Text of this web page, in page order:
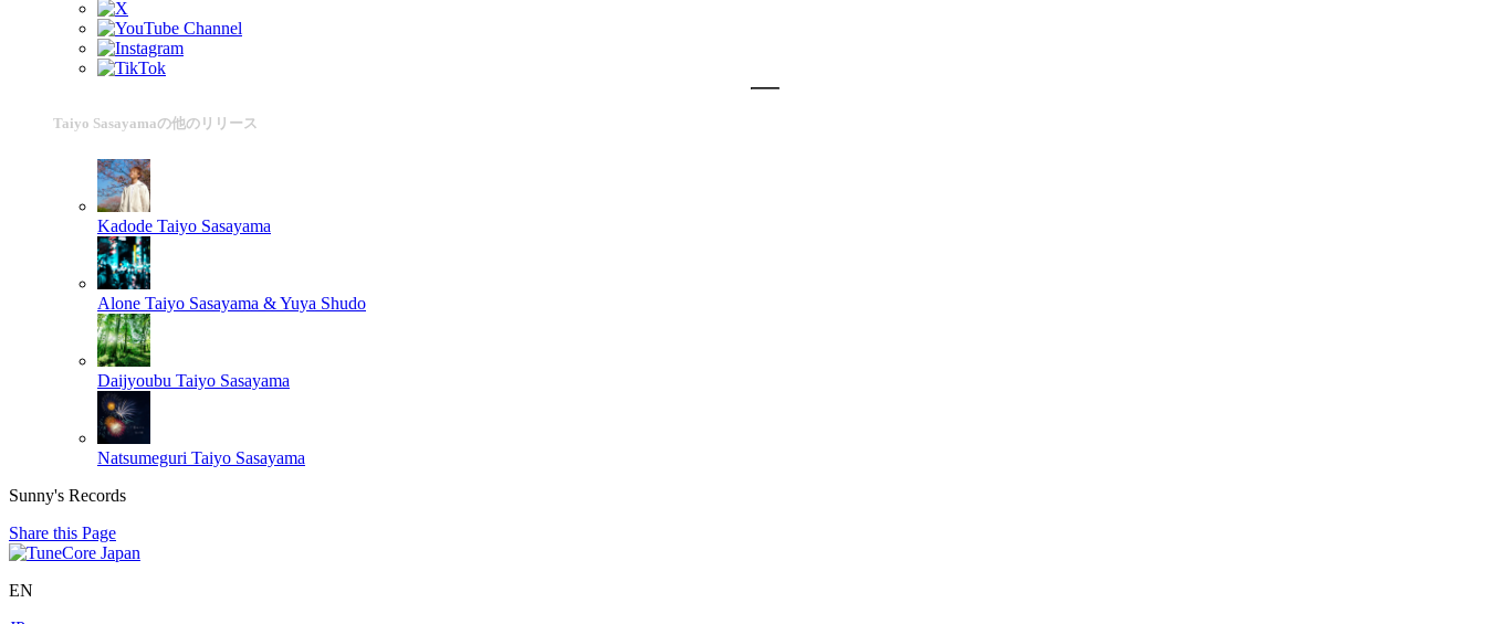
Taiyo Sasayamaの他のリリース
Kadode Taiyo Sasayama
Alone Taiyo Sasayama & Yuya Shudo
Daijyoubu Taiyo Sasayama
Natsumeguri Taiyo Sasayama
Sunny's Records
Share this Page
EN